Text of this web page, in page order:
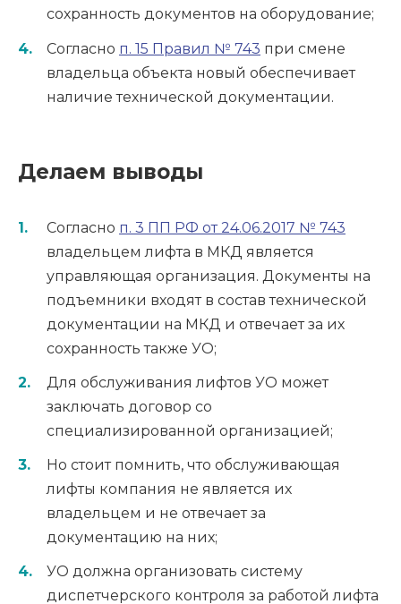
сохранность документов на оборудование;
Согласно п. 15 Правил № 743 при смене
владельца объекта новый обеспечивает
наличие технической документации.
Делаем выводы
Согласно п. 3 ПП РФ от 24.06.2017 № 743
владельцем лифта в МКД является
управляющая организация. Документы на
подъемники входят в состав технической
документации на МКД и отвечает за их
сохранность также УО;
Для обслуживания лифтов УО может
заключать договор со
специализированной организацией;
Но стоит помнить, что обслуживающая
лифты компания не является их
владельцем и не отвечает за
документацию на них;
УО должна организовать систему
диспетчерского контроля за работой лифта